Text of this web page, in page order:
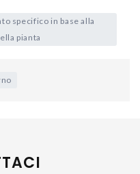
specifico in base alla
pianta